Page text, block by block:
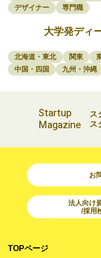
デザイナー
専門職
大学発ディ
北海道・東北 関東
中国・四国
九州・沖縄
Startup
Magazine
ス
ス
お
法人向け
/採用
TOPページ